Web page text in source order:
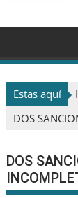
Estas aquí
DOS
DOS